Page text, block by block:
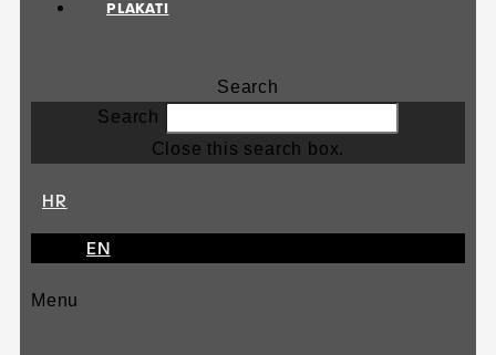
PLAKATI
Search
Search
Close this search box.
HR
EN
Menu